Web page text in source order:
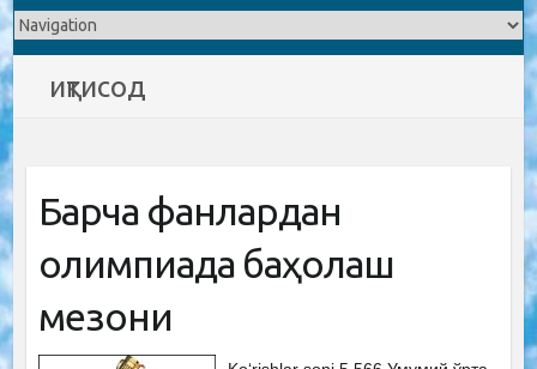
иқтисод
Барча фанлардан
олимпиада баҳолаш
мезони